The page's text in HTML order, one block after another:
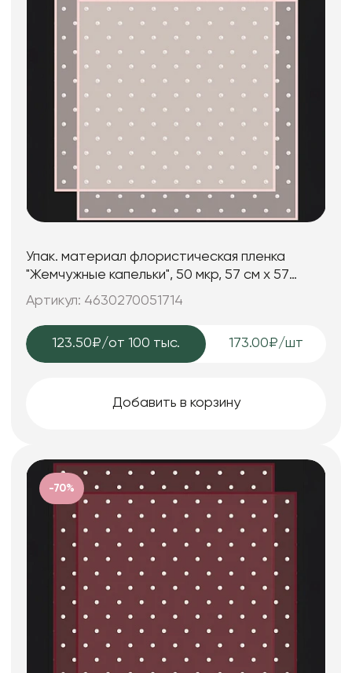
Упак. материал флористическая пленка
"Жемчужные капельки", 50 мкр, 57 см х 57
см,20 листов/упак. роз
Артикул: 4630270051714
123.50₽/от 100 тыс. 173.00₽/шт
Добавить в корзину
-70%